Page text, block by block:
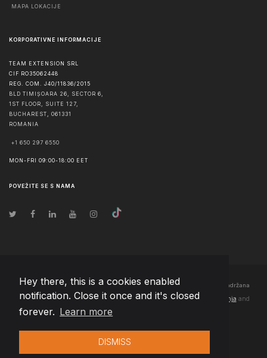
Hey there, this is a cookies enabled
notification. Close it once and it's closed
forever. Learn more
DISMISS
MAPA LOKACIJE
KORPORATIVNE INFORMACIJE
TEAM EXTENSION SRL
CIF RO35062448
REG. COM. J40/11836/2015
BLD TIMIȘOARA 26, SECTOR 6,
1ST FLOOR, SUITE 127,
BUCHAREST
061331
ROMANIA
+1 650 297 6550
MON-FRI 09:00-18:00 EET
POVEŽITE SE S NAMA
© Autorska prava 2026 Team Extension Bosnia Herzegovina - Sva prava zadržana
Changelog● Korišćenjem ove stranice slažete se sa našimPravila korištenja and
Politika privatnosti